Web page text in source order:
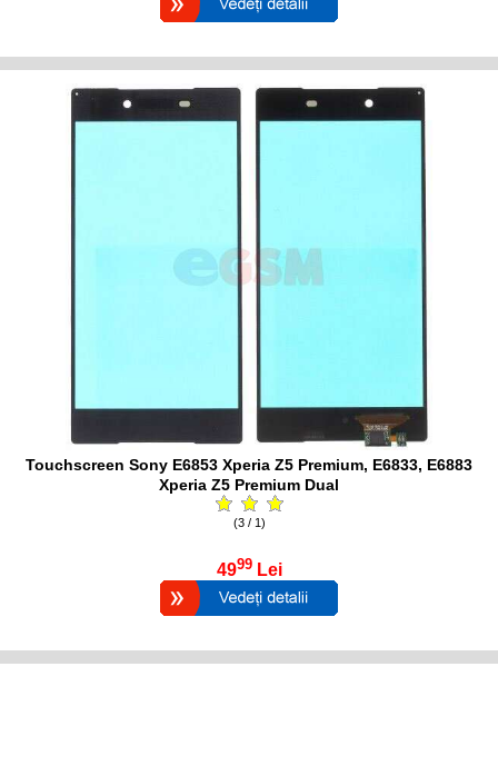
Touchscreen Sony E6853 Xperia Z5 Premium, E6833, E6883
Xperia Z5 Premium Dual
(3 / 1)
4999 Lei